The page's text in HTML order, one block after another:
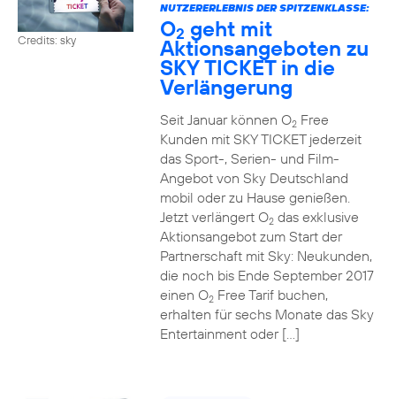
Credits: sky
NUTZERERLEBNIS DER SPITZENKLASSE:
O2 geht mit
Aktionsangeboten zu
SKY TICKET in die
Verlängerung
Seit Januar können O2Free
Kunden mit SKY TICKET jederzeit
das Sport-, Serien- und Film-
Angebot von Sky Deutschland
mobil oder zu Hause genießen.
Jetzt verlängert O2das exklusive
Aktionsangebot zum Start der
Partnerschaft mit Sky: Neukunden,
die noch bis Ende September 2017
einen O2Free Tarif buchen,
erhalten für sechs Monate das Sky
Entertainment oder […]